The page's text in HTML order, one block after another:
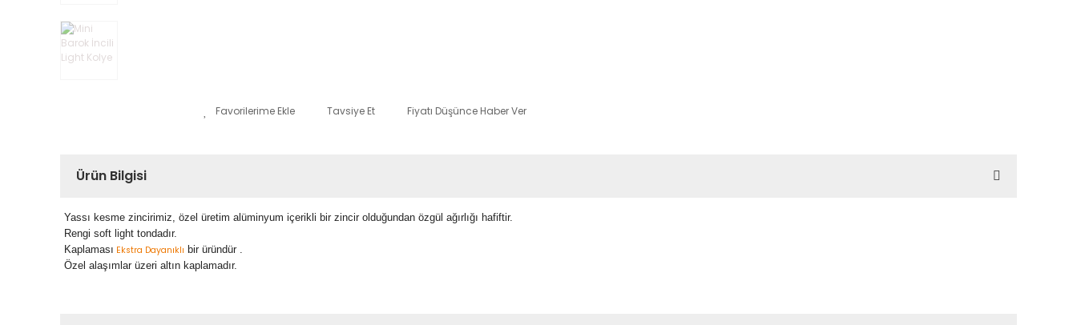
Tavsiye Et Fiyatı Düşünce Haber Ver
Ürün Bilgisi
Yassı kesme zincirimiz, özel üretim alüminyum içerikli bir zincir olduğundan özgül ağırlığı hafiftir.
Rengi soft light tondadır.
Kaplaması Ekstra Dayanıklı bir üründür .
Özel alaşımlar üzeri altın kaplamadır.